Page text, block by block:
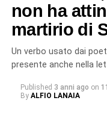
non ha
martirio di
Un verbo usato dai
presente anche nella
Published 3 anni ago on
By ALFIO LANAIA